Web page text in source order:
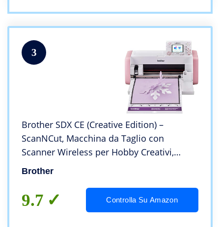
3
Brother SDX CE (Creative Edition) –
ScanNCut, Macchina da Taglio con
Scanner Wireless per Hobby Creativi,
Cucito, Edizione Limitata, Ultimo Modello
Brother
9.7 Controlla Su Amazon